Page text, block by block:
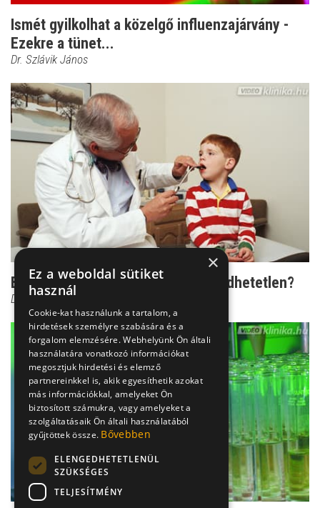
Ismét gyilkolhat a közelgő influenzajárvány -
Ezekre a tünet...
Dr. Szlávik János
Betegség gyerekről gyerekre: Kivédhetetlen?
Dr. Bókay János
×
Ez a weboldal sütiket
használ
Cookie-kat használunk a tartalom, a
hirdetések személyre szabására és a
forgalom elemzésére. Webhelyünk Ön általi
használatára vonatkozó információkat
megosztjuk hirdetési és elemző
partnereinkkel is, akik egyesíthetik azokat
más információkkal, amelyeket Ön
biztosított számukra, vagy amelyeket a
szolgáltatásaik Ön általi használatából
gyűjtöttek össze. Bővebben
ELENGEDHETETLENÜL
SZÜKSÉGES
TELJESÍTMÉNY